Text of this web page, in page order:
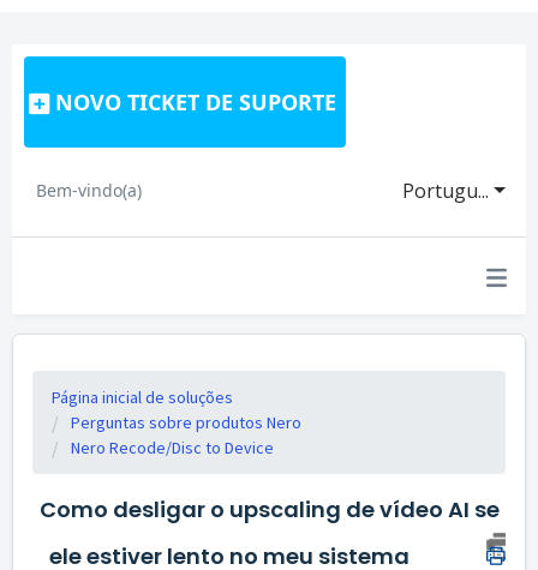
NOVO TICKET DE SUPORTE
Portugu...
Bem-vindo(a)
Página inicial de soluções
Perguntas sobre produtos Nero
Nero Recode/Disc to Device
Como desligar o upscaling de vídeo AI se
ele estiver lento no meu sistema